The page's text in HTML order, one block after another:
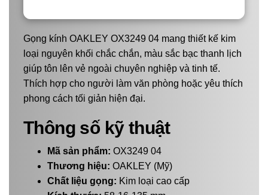
Gọng kính OAKLEY OX3249 04 mang thiết kế kim
loại nguyên khối chắc chắn, màu sắc bạc thanh lịch
giúp tôn lên vẻ ngoài chuyên nghiệp và tinh tế.
Thích hợp cho người làm văn phòng hoặc yêu thích
phong cách tối giản hiện đại.
Thông số kỹ thuật
Mã sản phẩm: OX3249 04
Thương hiệu: OAKLEY (Mỹ)
Chất liệu gọng: Kim loại cao cấp